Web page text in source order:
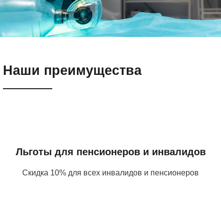
Наши преимущества
Льготы для пенсионеров и инвалидов
Скидка 10% для всех инвалидов и пенсионеров